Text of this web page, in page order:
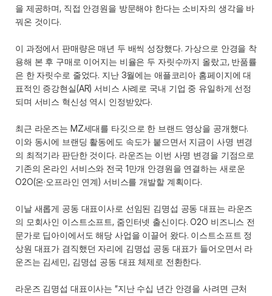
을 제공하며, 직접 안경원을 방문해야 한다는 소비자의 생각을 바
꿔온 것이다.
이 과정에서 판매량은 매년 두 배씩 성장했다. 가상으로 안경을 착
용해 본 후 구매로 이어지는 비율은 두 자릿수까지 올랐고, 반품률
은 한 자릿수로 줄었다. 지난 3월에는 애플코리아 홈페이지에 대
표적인 증강현실(AR) 서비스 사례로 국내 기업 중 유일하게 선정
되며 서비스 혁신성 역시 인정받았다.
최근 라운즈는 MZ세대를 타깃으로 한 브랜드 영상을 공개했다.
이와 동시에 브랜딩 활동에도 속도가 붙으면서 지금이 사명 변경
의 최적기라 판단한 것이다. 라운즈는 이번 사명 변경을 기점으로
기존의 온라인 서비스와 전국 1만개 안경원을 연결하는 새로운
O2O(온·오프라인 연계) 서비스를 개발할 계획이다.
이날 새롭게 공동 대표이사로 선임된 김명섭 공동 대표는 라운즈
의 모회사인 이스트소프트, 줌인터넷 출신이다. O2O 비즈니스 전
문가로 딥아이에서도 해당 사업을 이끌어 왔다. 이스트소프트 정
상원 대표가 겸직했던 자리에 김명섭 공동 대표가 들어오면서 라
운즈는 김세민, 김명섭 공동 대표 체제로 전환한다.
라운즈 김명섭 대표이사는 “지난 수십 년간 안경을 사려면 근처